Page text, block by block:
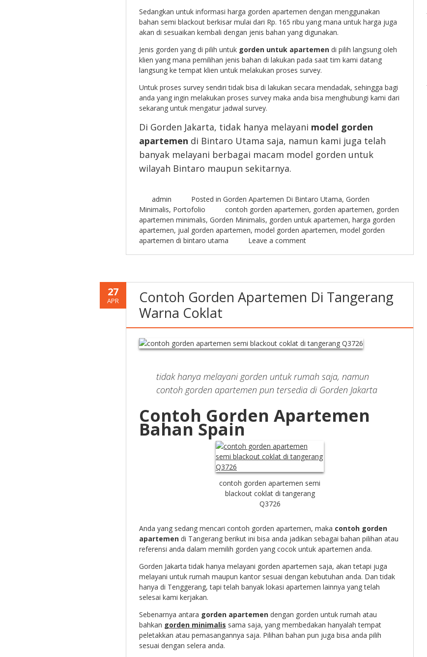
Sedangkan untuk informasi harga gorden apartemen dengan menggunakan
bahan semi blackout berkisar mulai dari Rp. 165 ribu yang mana untuk harga juga
akan di sesuaikan kembali dengan jenis bahan yang digunakan.
Jenis gorden yang di pilih untuk gorden untuk apartemendi pilih langsung oleh
klien yang mana pemilihan jenis bahan di lakukan pada saat tim kami datang
langsung ke tempat klien untuk melakukan proses survey.
Untuk proses survey sendiri tidak bisa di lakukan secara mendadak, sehingga bagi
anda yang ingin melakukan proses survey maka anda bisa menghubungi kami dari
sekarang untuk mengatur jadwal survey.
Di Gorden Jakarta, tidak hanya melayani model gorden
apartemen di Bintaro Utama saja, namun kami juga telah
banyak melayani berbagai macam model gorden untuk
wilayah Bintaro maupun sekitarnya.
admin Posted in Gorden Apartemen Di Bintaro Utama, Gorden
Minimalis, Portofolio contoh gorden apartemen, gorden apartemen, gorden
apartemen minimalis, Gorden Minimalis, gorden untuk apartemen, harga gorden
apartemen, jual gorden apartemen, model gorden apartemen, model gorden
apartemen di bintaro utama
Leave a comment
27
APR
Contoh Gorden Apartemen Di Tangerang
Warna Coklat
tidak hanya melayani gorden untuk rumah saja, namun
contoh gorden apartemen pun tersedia di Gorden Jakarta
Contoh Gorden Apartemen
Bahan Spain
contoh gorden apartemen semi
blackout coklat di tangerang
Q3726
Anda yang sedang mencari contoh gorden apartemen, maka contoh gorden
apartemendi Tangerang berikut ini bisa anda jadikan sebagai bahan pilihan atau
referensi anda dalam memilih gorden yang cocok untuk apartemen anda.
Gorden Jakarta tidak hanya melayani gorden apartemen saja, akan tetapi juga
melayani untuk rumah maupun kantor sesuai dengan kebutuhan anda. Dan tidak
hanya di Tenggerang, tapi telah banyak lokasi apartemen lainnya yang telah
selesai kami kerjakan.
Sebenarnya antara gorden apartemendengan gorden untuk rumah atau
bahkan gorden minimalis sama saja, yang membedakan hanyalah tempat
peletakkan atau pemasangannya saja. Pilihan bahan pun juga bisa anda pilih
sesuai dengan selera anda.